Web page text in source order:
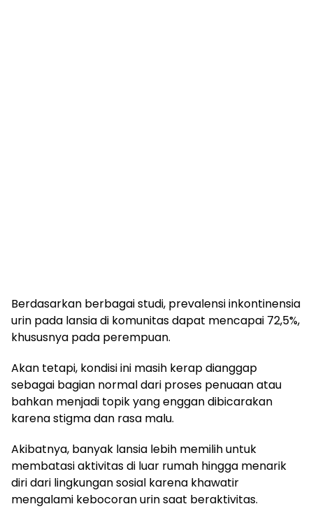
Berdasarkan berbagai studi, prevalensi inkontinensia
urin pada lansia di komunitas dapat mencapai 72,5%,
khususnya pada perempuan.
Akan tetapi, kondisi ini masih kerap dianggap
sebagai bagian normal dari proses penuaan atau
bahkan menjadi topik yang enggan dibicarakan
karena stigma dan rasa malu.
Akibatnya, banyak lansia lebih memilih untuk
membatasi aktivitas di luar rumah hingga menarik
diri dari lingkungan sosial karena khawatir
mengalami kebocoran urin saat beraktivitas.